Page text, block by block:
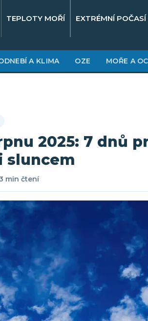
TEPLOTY MOŘÍ EXTRÉMNÍ POČASÍ
A KLIMA OZE MOŘE A
2025: 7 dnů
sluncem
min čtení